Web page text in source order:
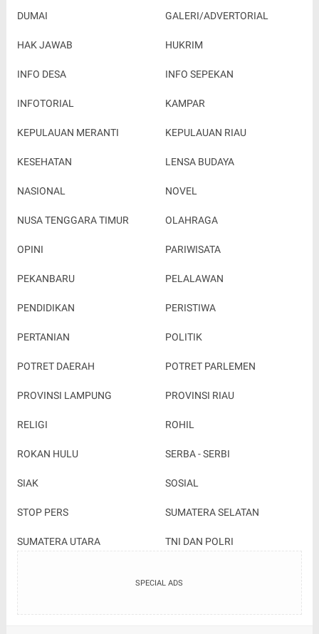
DUMAI GALERI/ADVERTORIAL
HAK JAWAB HUKRIM
INFO DESA INFO SEPEKAN
INFOTORIAL KAMPAR
KEPULAUAN MERANTI KEPULAUAN RIAU
KESEHATAN LENSA BUDAYA
NASIONAL NOVEL
NUSA TENGGARA TIMUR OLAHRAGA
OPINI PARIWISATA
PEKANBARU PELALAWAN
PENDIDIKAN PERISTIWA
PERTANIAN POLITIK
POTRET DAERAH POTRET PARLEMEN
PROVINSI LAMPUNG PROVINSI RIAU
RELIGI ROHIL
ROKAN HULU SERBA - SERBI
SIAK SOSIAL
STOP PERS SUMATERA SELATAN
SUMATERA UTARA TNI DAN POLRI
SPECIAL ADS